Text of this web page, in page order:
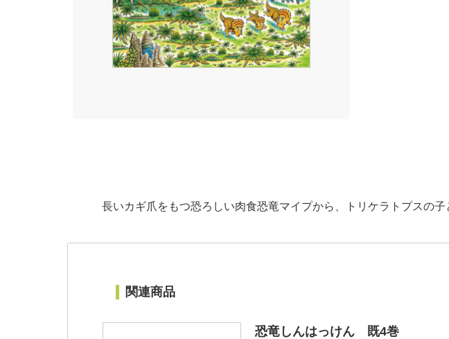
長いカギ爪をもつ恐ろしい肉食恐竜マイプから、トリケラトプスの
関連商品
恐竜しんはっけん 既4巻